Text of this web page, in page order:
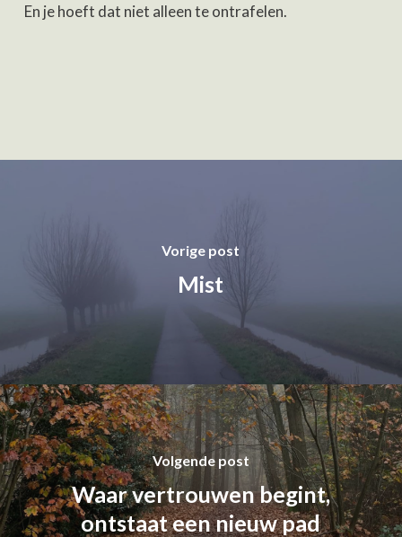
En je hoeft dat niet alleen te ontrafelen.
Vorige post
Mist
Volgende post
Waar vertrouwen begint,
ontstaat een nieuw pad